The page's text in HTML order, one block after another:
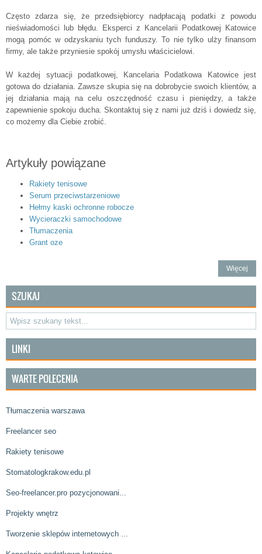
Często zdarza się, że przedsiębiorcy nadpłacają podatki z powodu
nieświadomości lub błędu. Eksperci z Kancelarii Podatkowej Katowice
mogą pomóc w odzyskaniu tych funduszy. To nie tylko ulży finansom
firmy, ale także przyniesie spokój umysłu właścicielowi.
W każdej sytuacji podatkowej, Kancelaria Podatkowa Katowice jest
gotowa do działania. Zawsze skupia się na dobrobycie swoich klientów, a
jej działania mają na celu oszczędność czasu i pieniędzy, a także
zapewnienie spokoju ducha. Skontaktuj się z nami już dziś i dowiedz się,
co możemy dla Ciebie zrobić.
Artykuły powiązane
Rakiety tenisowe
Serum przeciwstarzeniowe
Hełmy kaski ochronne robocze
Wycieraczki samochodowe
Tłumaczenia
Grant oze
Więcej
SZUKAJ
LINKI
WARTE POLECENIA
Tłumaczenia warszawa
Freelancer seo
Rakiety tenisowe
Stomatologkrakow.edu.pl
Seo-freelancer.pro pozycjonowani...
Projekty wnętrz
Tworzenie sklepów internetowych ...